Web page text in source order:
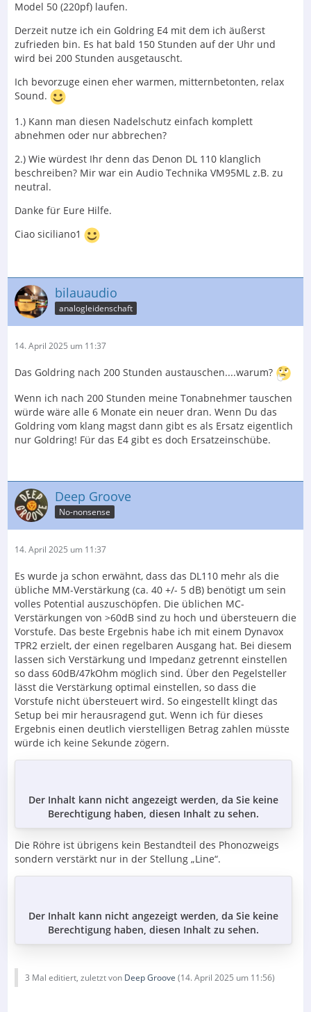
Model 50 (220pf) laufen.
Derzeit nutze ich ein Goldring E4 mit dem ich äußerst
zufrieden bin. Es hat bald 150 Stunden auf der Uhr und
wird bei 200 Stunden ausgetauscht.
Ich bevorzuge einen eher warmen, mitternbetonten, relax
Sound.
1.) Kann man diesen Nadelschutz einfach komplett
abnehmen oder nur abbrechen?
2.) Wie würdest Ihr denn das Denon DL 110 klanglich
beschreiben? Mir war ein Audio Technika VM95ML z.B. zu
neutral.
Danke für Eure Hilfe.
Ciao siciliano1
bilauaudio
analogleidenschaft
14. April 2025 um 11:37
Das Goldring nach 200 Stunden austauschen....warum?
Wenn ich nach 200 Stunden meine Tonabnehmer tauschen
würde wäre alle 6 Monate ein neuer dran. Wenn Du das
Goldring vom klang magst dann gibt es als Ersatz eigentlich
nur Goldring! Für das E4 gibt es doch Ersatzeinschübe.
Deep Groove
No-nonsense
14. April 2025 um 11:37
Es wurde ja schon erwähnt, dass das DL110 mehr als die
übliche MM-Verstärkung (ca. 40 +/- 5 dB) benötigt um sein
volles Potential auszuschöpfen. Die üblichen MC-
Verstärkungen von >60dB sind zu hoch und übersteuern die
Vorstufe. Das beste Ergebnis habe ich mit einem Dynavox
TPR2 erzielt, der einen regelbaren Ausgang hat. Bei diesem
lassen sich Verstärkung und Impedanz getrennt einstellen
so dass 60dB/47kOhm möglich sind. Über den Pegelsteller
lässt die Verstärkung optimal einstellen, so dass die
Vorstufe nicht übersteuert wird. So eingestellt klingt das
Setup bei mir herausragend gut. Wenn ich für dieses
Ergebnis einen deutlich vierstelligen Betrag zahlen müsste
würde ich keine Sekunde zögern.
Der Inhalt kann nicht angezeigt werden, da Sie keine
Berechtigung haben, diesen Inhalt zu sehen.
Die Röhre ist übrigens kein Bestandteil des Phonozweigs
sondern verstärkt nur in der Stellung „Line“.
Der Inhalt kann nicht angezeigt werden, da Sie keine
Berechtigung haben, diesen Inhalt zu sehen.
3 Mal editiert, zuletzt von Deep Groove (14. April 2025 um 11:56)